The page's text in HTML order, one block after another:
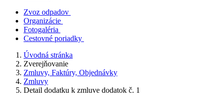
Zvoz odpadov
Organizácie
Fotogaléria
Cestovné poriadky
Úvodná stránka
Zverejňovanie
Zmluvy, Faktúry, Objednávky
Zmluvy
Detail dodatku k zmluve dodatok č. 1